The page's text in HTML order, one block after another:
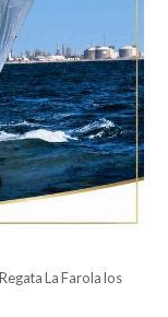
La Farola los